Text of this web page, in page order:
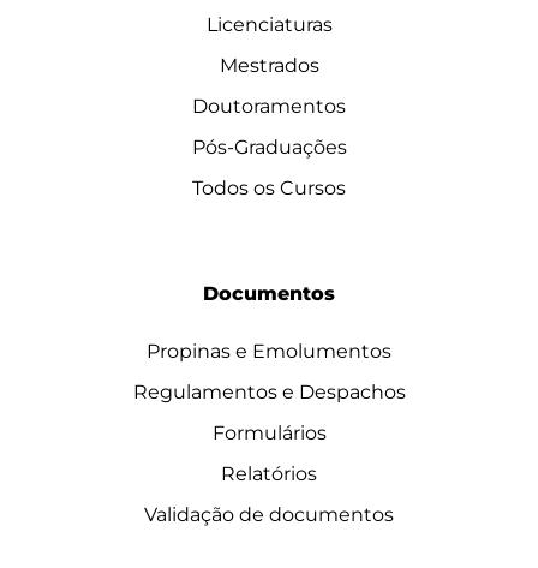
Licenciaturas
Mestrados
Doutoramentos
Pós-Graduações
Todos os Cursos
Documentos
Propinas e Emolumentos
Regulamentos e Despachos
Formulários
Relatórios
Validação de documentos